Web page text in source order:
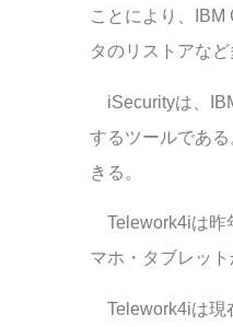
ことにより、
タのリストアな
iSecurityは、
するツールであ
きる。
Telework4iは昨
マホ・タブレット
Telework4iは現